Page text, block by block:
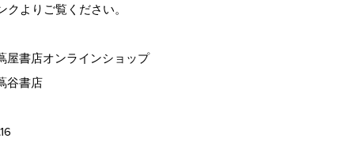
クよりご覧ください。
屋書店オンラインショップ
谷書店